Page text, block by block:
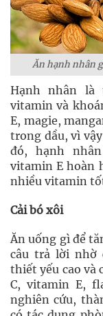
Ăn hạnh nhân
Hạnh nhân là
vitamin và
E, magie,
trong dầu, vì
đó, hạnh
vitamin E hoàn
nhiều vitamin
Cải bó xôi
Ăn uống gì để
câu trả lời nhờ
thiết yếu cao và
C, vitamin E,
nghiên cứu,